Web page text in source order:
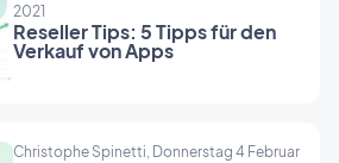
2021
Reseller Tips: 5 Tipps für den
Verkauf von Apps
Christophe Spinetti, Donnerstag 4 Februar